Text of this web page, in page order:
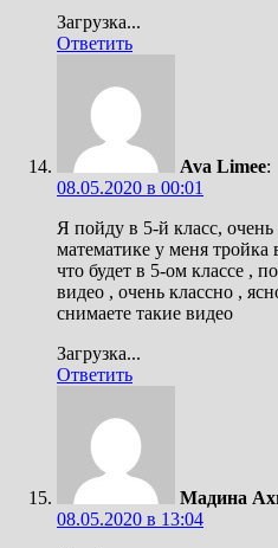
Загрузка...
Ответить
Ava Limee:
08.05.2020 в 00:01
Я пойду в 5-й класс,
математике у меня
что будет в 5-ом классе ,
видео , очень классно ,
снимаете такие видео
Загрузка...
Ответить
Мадина
08.05.2020 в 13:04